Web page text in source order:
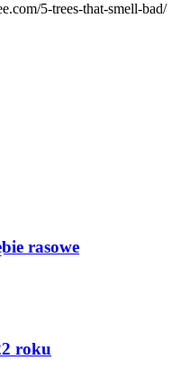
5-trees-that-smell-bad/
rasowe
roku